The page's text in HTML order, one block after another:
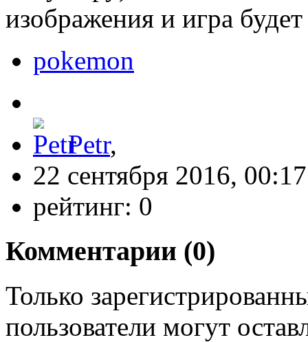
изображения и игра
pokemon
Petr,
22 сентября 2016, 00:17
рейтинг: 0
Комментарии (0)
Только
пользователи могут